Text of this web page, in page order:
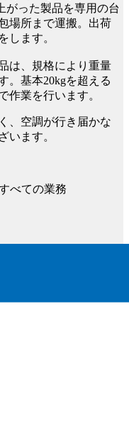
った製品を専用の台
場所まで運搬。出荷
します。
は、規格により重量
。基本20kgを超える
作業を行います。
、空調が行き届かな
います。
べての業務